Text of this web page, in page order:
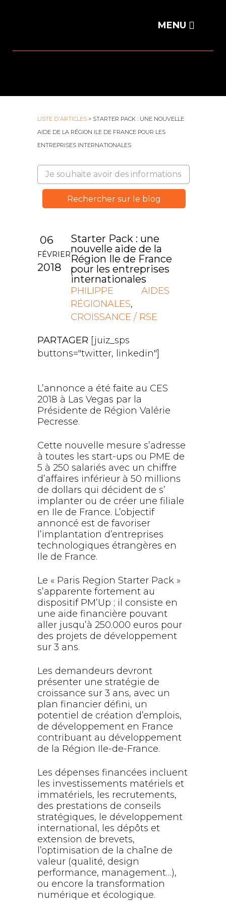
LISTE D'ARTICLES > STARTER PACK : UNE NOUVELLE
AIDE DE LA RÉGION ILE DE FRANCE POUR LES
ENTREPRISES INTERNATIONALES
06
FÉVRIER
2018
Starter Pack : une
nouvelle aide de la
Région Ile de France
pour les entreprises
internationales
PHILIPPE
AIDES
RÉGIONALES,
CROISSANCE / RSE
PARTAGER [juiz_sps
buttons="twitter, linkedin"]
L’annonce a été faite au CES
2018 à Las Vegas par la
Présidente de Région Valérie
Pecresse.
Cette nouvelle mesure s’adresse
à toutes les start-ups ou PME de
5 à 250 salariés avec un chiffre
d’affaires inférieur à 50 millions
de dollars qui décident de s’
implanter ou de créer une filiale
en Ile de France. L’objectif
annoncé est de favoriser
l’implantation d’entreprises
technologiques étrangères en
Ile de France.
Le « Paris Region Starter Pack »
s’apparente fortement au
dispositif PM’Up ; il consiste en
une aide financière pouvant
aller jusqu’à 250.000 euros pour
des projets de développement
sur 3 ans.
Les demandeurs devront
présenter une stratégie de
croissance sur 3 ans, avec un
plan financier défini, un
potentiel de création d’emplois,
de développement en France
contribuant au développement
de la Région Ile-de-France.
Les dépenses financées incluent
les investissements matériels et
immatériels, les recrutements,
des prestations de conseils
stratégiques, le développement
international, les dépôts et
extension de brevets,
l’optimisation de la chaîne de
valeur (qualité, design
performance, management…),
ou encore la transformation
numérique et écologique.